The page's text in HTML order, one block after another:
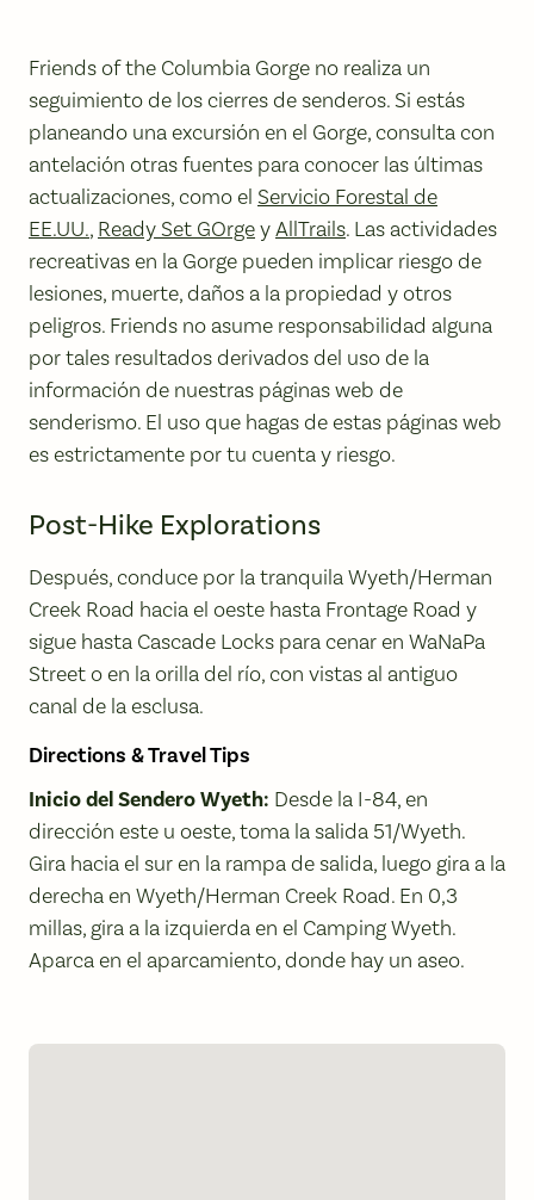
Friends of the Columbia Gorge no realiza un
seguimiento de los cierres de senderos. Si estás
planeando una excursión en el Gorge, consulta con
antelación otras fuentes para conocer las últimas
actualizaciones, como el Servicio Forestal de
EE.UU., Ready Set GOrgeyAllTrails. Las actividades
recreativas en la Gorge pueden implicar riesgo de
lesiones, muerte, daños a la propiedad y otros
peligros. Friends no asume responsabilidad alguna
por tales resultados derivados del uso de la
información de nuestras páginas web de
senderismo. El uso que hagas de estas páginas web
es estrictamente por tu cuenta y riesgo.
Post-Hike Explorations
Después, conduce por la tranquila Wyeth/Herman
Creek Road hacia el oeste hasta Frontage Road y
sigue hasta Cascade Locks para cenar en WaNaPa
Street o en la orilla del río, con vistas al antiguo
canal de la esclusa.
Directions & Travel Tips
Inicio del Sendero Wyeth: Desde la I-84, en
dirección este u oeste, toma la salida 51/Wyeth.
Gira hacia el sur en la rampa de salida, luego gira a la
derecha en Wyeth/Herman Creek Road. En 0,3
millas, gira a la izquierda en el Camping Wyeth.
Aparca en el aparcamiento, donde hay un aseo.